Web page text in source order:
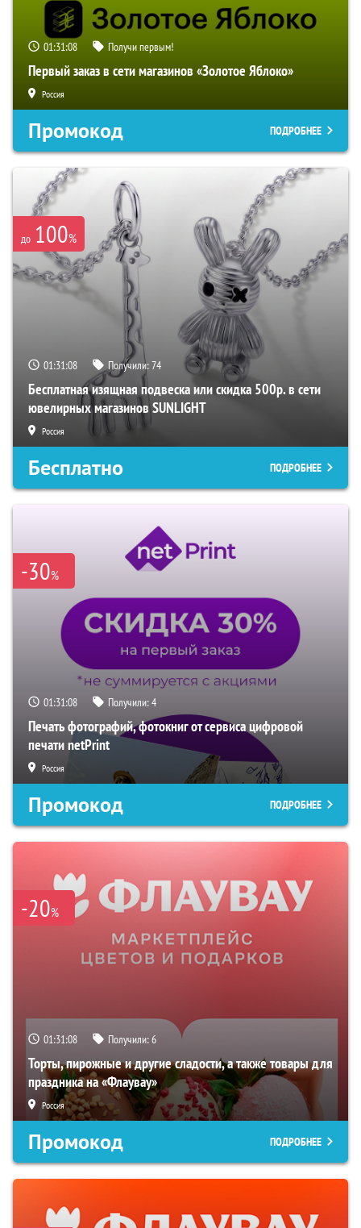
01:31:07 Получи первым!
Первый заказ в сети магазинов «Золотое Яблоко»
Россия
Промокод ПОДРОБНЕЕ
до 100%
01:31:07 Получили:74
Бесплатная изящная подвеска или скидка 500р. в сети
ювелирных магазинов SUNLIGHT
Россия
Бесплатно ПОДРОБНЕЕ
-30%
01:31:07 Получили:4
Печать фотографий, фотокниг от сервиса цифровой
печати netPrint
Россия
Промокод ПОДРОБНЕЕ
-20%
01:31:07 Получили:6
Торты, пирожные и другие сладости, а также товары для
праздника на «Флаувау»
Россия
Промокод ПОДРОБНЕЕ